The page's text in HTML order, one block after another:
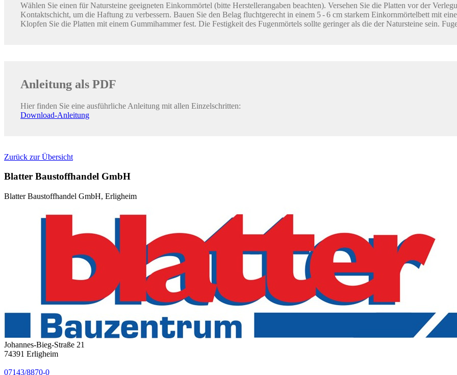
Wählen Sie einen für Natursteine geeigneten Einkornmörtel (bitte Herstellerangaben beachten). Versehen Sie die Platten vor der
Kontaktschicht, um die Haftung zu verbessern. Bauen Sie den Belag fluchtgerecht in einem 5 - 6 cm starkem Einkornmörtelbett mit
Klopfen Sie die Platten mit einem Gummihammer fest. Die Festigkeit des Fugenmörtels sollte geringer als die der Natursteine sein.
Anleitung als PDF
Hier finden Sie eine ausführliche Anleitung mit allen Einzelschritten:
Download-Anleitung
Zurück zur Übersicht
Blatter Baustoffhandel GmbH
Blatter Baustoffhandel GmbH, Erligheim
Johannes-Bieg-Straße 21
74391 Erligheim
07143/8870-0